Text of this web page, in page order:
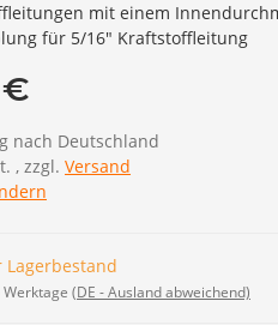
mit einem
für 5/16" Kraftstoffleitung
€
nach Deutschland
, zzgl. Versand
Lagerbestand
Werktage (DE - Ausland abweichend)